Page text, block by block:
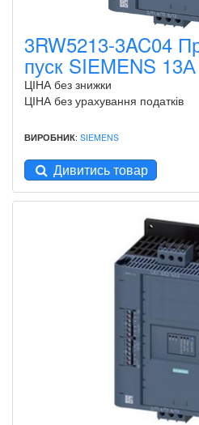
3RW5213-3AC04
пуск SIEMENS
ЦІНА без знижки
ЦІНА без урахування податків
ВИРОБНИК: SIEMENS
Дивитись товар